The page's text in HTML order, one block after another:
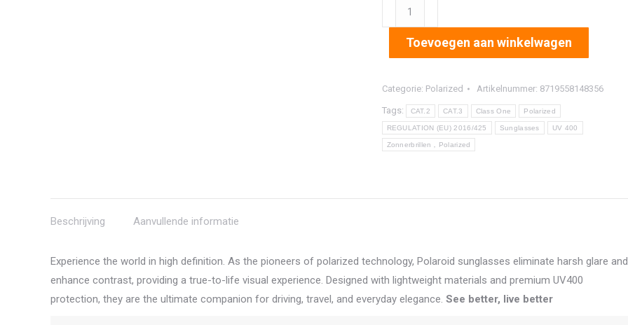
aantal
Toevoegen aan winkelwagen
Categorie: Polarized Artikelnummer: 8719558148356
Tags: CAT.2 CAT.3 Class One Polarized
REGULATION (EU) 2016/425 Sunglasses UV 400
Zonnerbrillen，Polarized
Beschrijving Aanvullende informatie
Experience the world in high definition. As the pioneers of polarized technology, Polaroid sunglasses eliminate harsh glare and
enhance contrast, providing a true-to-life visual experience. Designed with lightweight materials and premium UV400
protection, they are the ultimate companion for driving, travel, and everyday elegance. See better, live better